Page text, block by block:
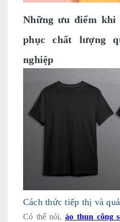
Những ưu điểm khi
phục chất lượng
nghiệp
Cách thức tiếp thị và
Có thể nói,áo thun công